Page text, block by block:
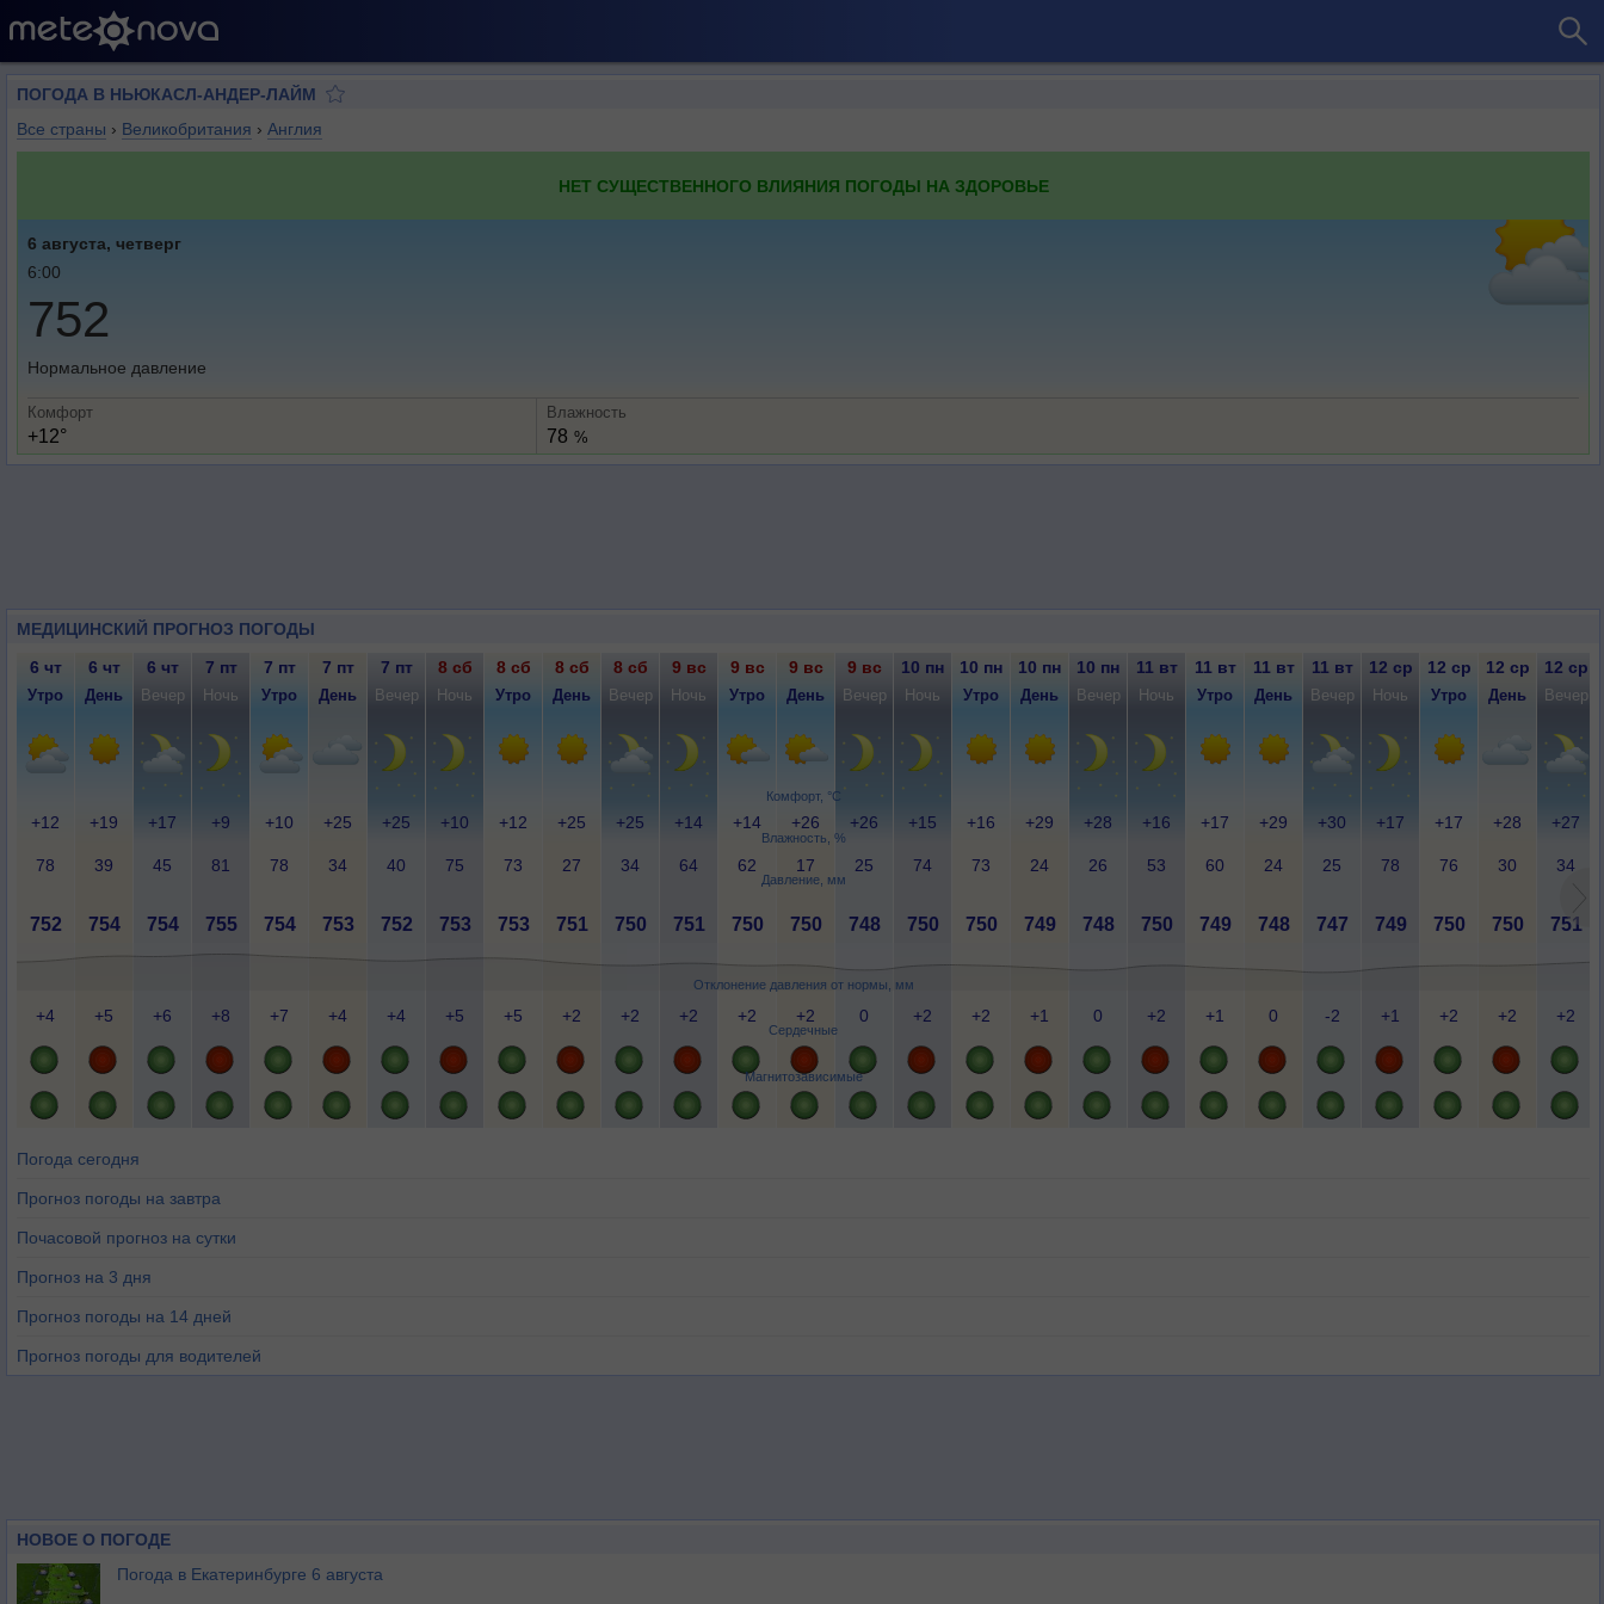
ПОГОДА В НЬЮКАСЛ-АНДЕР-ЛАЙМ
Все страны › Великобритания › Англия
НЕТ СУЩЕСТВЕННОГО ВЛИЯНИЯ ПОГОДЫ НА ЗДОРОВЬЕ
6 августа, четверг
6:00
752
Нормальное давление
Комфорт
+12°
Влажность
78 %
МЕДИЦИНСКИЙ ПРОГНОЗ ПОГОДЫ
Комфорт, °C
Влажность, %
Давление, мм
Отклонение давления от нормы, мм
Сердечные
Магнитозависимые
6 чт 6 чт 6 чт 7 пт 7 пт 7 пт 7 пт 8 сб 8 сб 8 сб 8 сб 9 вс 9 вс 9 вс 9 вс 10 пн 10 пн 10 пн 10 пн 11 вт 11 вт 11 вт 11 вт 12 ср 12 ср 12 ср 12 ср
Утро День Вечер Ночь Утро День Вечер Ночь Утро День Вечер Ночь Утро День Вечер Ночь Утро День Вечер Ночь Утро День Вечер Ночь Утро День Вечер
+12 +19 +17 +9 +10 +25 +25 +10 +12 +25 +25 +14 +14 +26 +26 +15 +16 +29 +28 +16 +17 +29 +30 +17 +17 +28 +27
78 39 45 81 78 34 40 75 73 27 34 64 62 17 25 74 73 24 26 53 60 24 25 78 76 30 34
752 754 754 755 754 753 752 753 753 751 750 751 750 750 748 750 750 749 748 750 749 748 747 749 750 750 751
+4 +5 +6 +8 +7 +4 +4 +5 +5 +2 +2 +2 +2 +2 0 +2 +2 +1 0 +2 +1 0 -2 +1 +2 +2 +2
Погода сегодня
Прогноз погоды на завтра
Почасовой прогноз на сутки
Прогноз на 3 дня
Прогноз погоды на 14 дней
Прогноз погоды для водителей
НОВОЕ О ПОГОДЕ
Погода в Екатеринбурге 6 августа